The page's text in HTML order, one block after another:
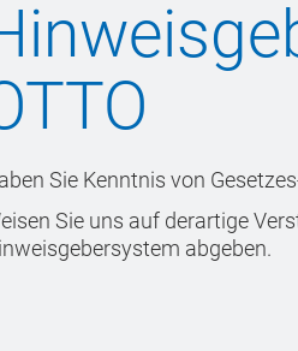
Sie Kenntnis von
Sie uns auf derartige
abgeben.